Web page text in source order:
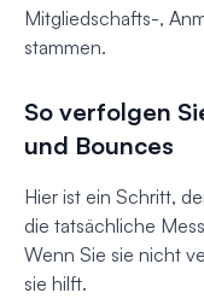
Mitgliedschafts-,
stammen.
So verfolgen
und Bounces
Hier ist ein Schritt,
die tatsächliche
Wenn Sie sie nicht
sie hilft.